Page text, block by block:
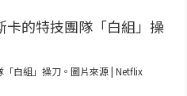
白組」操刀。圖片來源 | Netflix